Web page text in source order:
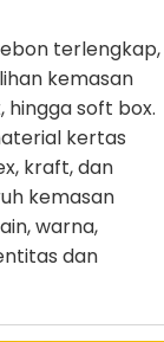
terlengkap,
kemasan
hingga soft box.
kertas
kraft, dan
kemasan
warna,
dan